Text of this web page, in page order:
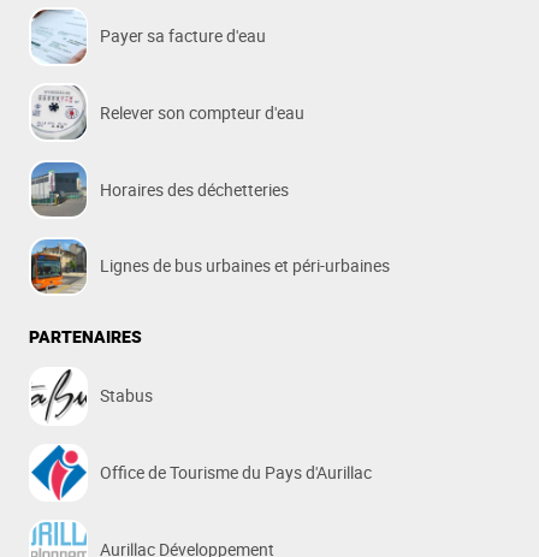
Payer sa facture d'eau
Relever son compteur d'eau
Horaires des déchetteries
Lignes de bus urbaines et péri-urbaines
PARTENAIRES
Stabus
Office de Tourisme du Pays d'Aurillac
Aurillac Développement